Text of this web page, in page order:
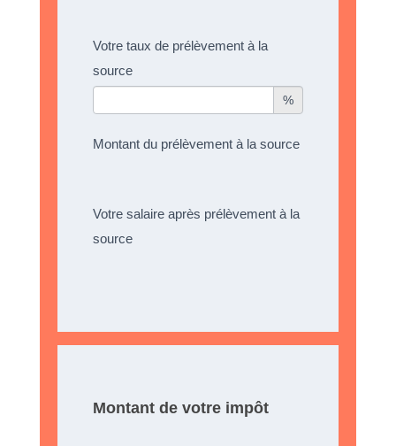
Votre taux de prélèvement à la
source
%
Montant du prélèvement à la source
Votre salaire après prélèvement à la
source
Montant de votre impôt